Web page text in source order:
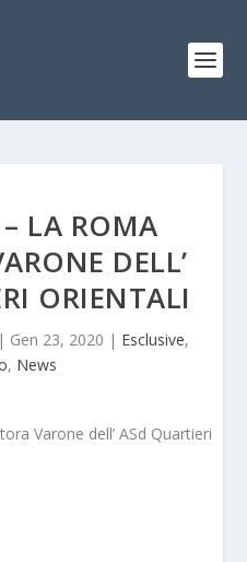
LA ROMA
DELL’
ORIENTALI
| Gen 23, 2020 | Esclusive,
, News